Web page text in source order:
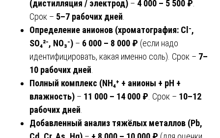
(дистилляция / электрод) – 4 000 – 5 500 ₽
Срок – 5–7 рабочих дней
Определение анионов (хроматография: Cl⁻,
SO₄²⁻, NO₃⁻) – 6 000 – 8 000 ₽ (если надо
идентифицировать, какая именно соль). Срок – 7–
10 рабочих дней
Полный комплекс (NH₄⁺ + анионы + pH +
влажность) – 11 000 – 14 000 ₽ . Срок – 10–12
рабочих дней
Добавленный анализ тяжёлых металлов (Pb,